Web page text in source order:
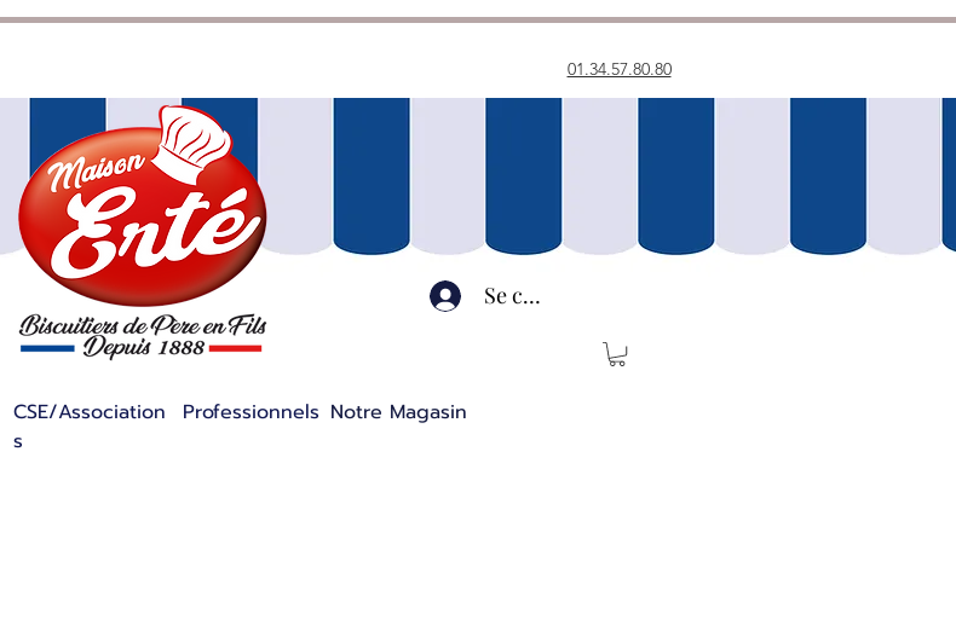
01.34.57.80.80
Se connecter
CSE/Association
s
Professionnels Notre Magasin